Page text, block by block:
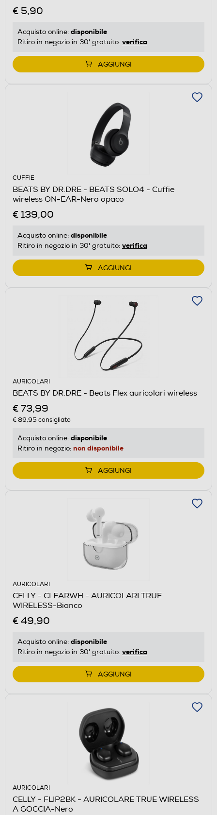
€ 5,90
Acquisto online: disponibile
Ritiro in negozio in 30' gratuito: verifica
AGGIUNGI
CUFFIE
BEATS BY DR.DRE - BEATS SOLO4 - Cuffie
wireless ON-EAR-Nero opaco
€ 139,00
Acquisto online: disponibile
Ritiro in negozio in 30' gratuito: verifica
AGGIUNGI
AURICOLARI
BEATS BY DR.DRE - Beats Flex auricolari wireless
€ 73,99
€ 89,95 consigliato
Acquisto online: disponibile
Ritiro in negozio: non disponibile
AGGIUNGI
AURICOLARI
CELLY - CLEARWH - AURICOLARI TRUE
WIRELESS-Bianco
€ 49,90
Acquisto online: disponibile
Ritiro in negozio in 30' gratuito: verifica
AGGIUNGI
AURICOLARI
CELLY - FLIP2BK - AURICOLARE TRUE WIRELESS
A GOCCIA-Nero